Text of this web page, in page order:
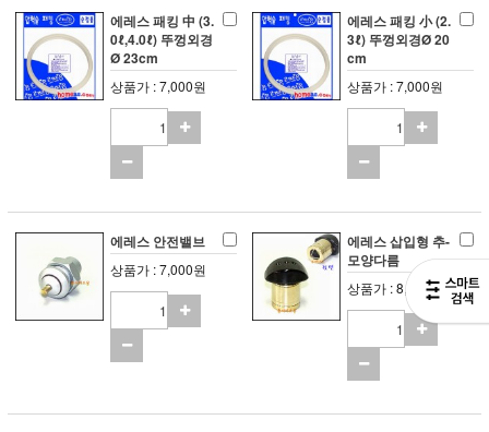
에레스 패킹 中 (3.
0ℓ,4.0ℓ) 뚜껑외경
Ø 23cm
상품가 : 7,000원
에레스 패킹 小 (2.
3ℓ) 뚜껑외경Ø 20
cm
상품가 : 7,000원
에레스 안전밸브
상품가 : 7,000원
에레스 삽입형 추-
모양다름
상품가 : 8,000원